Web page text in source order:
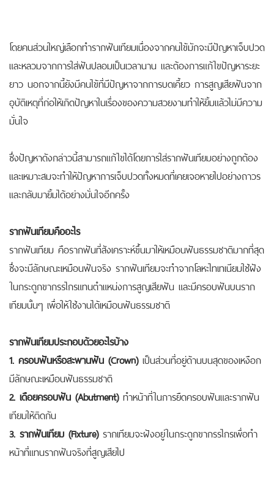
โดยคนส่วนใหญ่เลือกทำรากฟันเทียมเนื่องจากคนไข้มักจะมีปัญหาเจ็บปวด
และหลวมจากการใส่ฟันปลอมเป็นเวลานาน และต้องการแก้ไขปัญหาระยะ
ยาว นอกจากนี้ยังมีคนไข้ที่มีปัญหาจากการบดเคี้ยว การสูญเสียฟันจาก
อุบัติเหตุที่ก่อให้เกิดปัญหาในเรื่องของความสวยงามทำให้ยิ้มแล้วไม่มีความ
มั่นใจ
ซึ่งปัญหาดังกล่าวนี้สามารถแก้ไขได้โดยการใส่รากฟันเทียมอย่างถูกต้อง
และเหมาะสมจะทำให้ปัญหาการเจ็บปวดทั้งหมดที่เคยเจอหายไปอย่างถาวร
และกลับมายิ้มได้อย่างมั่นใจอีกครั้ง
รากฟันเทียมคืออะไร
รากฟันเทียม คือรากฟันที่สังเคราะห์ขึ้นมาให้เหมือนฟันธรรมชาติมากที่สุด
ซึ่งจะมีลักษณะเหมือนฟันจริง รากฟันเทียมจะทำจากโลหะไทเทเนียมใช้ฝัง
ในกระดูกขากรรไกรแทนตำแหน่งการสูญเสียฟัน และมีครอบฟันบนราก
เทียมนั้นๆ เพื่อให้ใช้งานได้เหมือนฟันธรรมชาติ
รากฟันเทียมประกอบด้วยอะไรบ้าง
1. ครอบฟันหรือสะพานฟัน (Crown)เป็นส่วนที่อยู่ด้านบนสุดของเหงือก
มีลักษณะเหมือนฟันธรรมชาติ
2. เดือยครอบฟัน (Abutment)ทำหน้าที่ในการยืดครอบฟันและรากฟัน
เทียมให้ติดกัน
3. รากฟันเทียม (Fixture)รากเทียมจะฝังอยู่ในกระดูกขากรรไกรเพื่อทำ
หน้าที่แทนรากฟันจริงที่สูญเสียไป